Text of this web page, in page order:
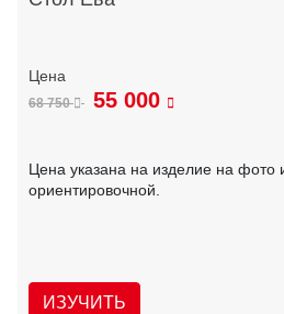
68 750 55 000
Цена указана на изделие на фото
ориентировочной.
ИЗУЧИТЬ